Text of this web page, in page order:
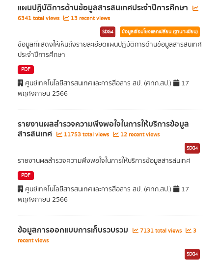
แผนปฏิบัติการด้านข้อมูลสารสนเทศประจำปีการศึกษา
6341 total views 13 recent views
SDG4 ข้อมูลเชื่อมโยงแลกเปลี่ยน (ฐานทะเบียน)
ข้อมูลที่แสดงให้เห็นถึงรายละเอียดแผนปฏิบัติการด้านข้อมูลสารสนเทศ
ประจำปีการศึกษา
PDF
ศูนย์เทคโนโลยีสารสนเทศและการสื่อสาร สป. (ศทก.สป.)
17
พฤศจิกายน 2566
รายงานผลสำรวจความพึงพอใจในการให้บริการข้อมูล
สารสนเทศ 11753 total views 12 recent views
SDG4
รายงานผลสำรวจความพึงพอใจในการให้บริการข้อมูลสารสนเทศ
PDF
ศูนย์เทคโนโลยีสารสนเทศและการสื่อสาร สป. (ศทก.สป.)
17
พฤศจิกายน 2566
ข้อมูลการออกแบบการเก็บรวบรวม 7131 total views
3
recent views
SDG4